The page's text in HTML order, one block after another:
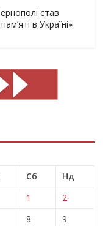
став
в Україні»
Сб
Нд
1
2
8
9